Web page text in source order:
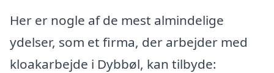
Her er nogle af de mest almindelige
ydelser, som et firma, der arbejder med
kloakarbejde i Dybbøl, kan tilbyde: